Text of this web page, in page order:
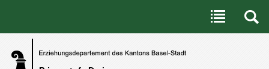
Benutzerspezifische Werkzeuge
Direkt zum Inhalt|Direkt zur Navigation